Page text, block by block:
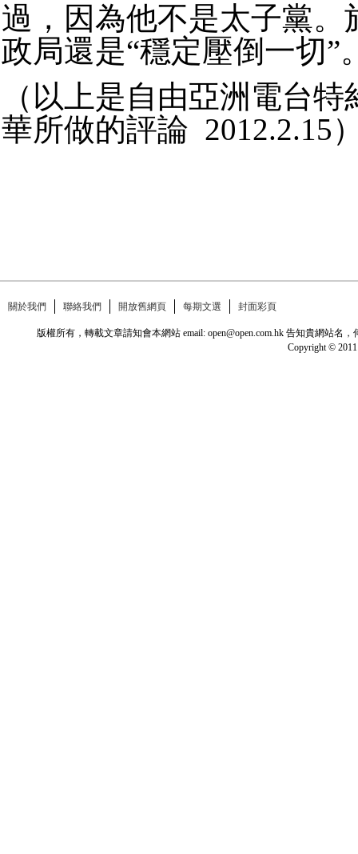
過，因為他不是太子黨。
政局還是“穩定壓倒一切”
（以上是自由亞洲電台
華所做的評論 2012.2.15
關於我們 聯絡我們 開放舊網頁 每期文選 封面彩頁
版權所有，轉載文章請知會本網站 email: open@open.com.hk 告知貴網站
Copyright © 2011